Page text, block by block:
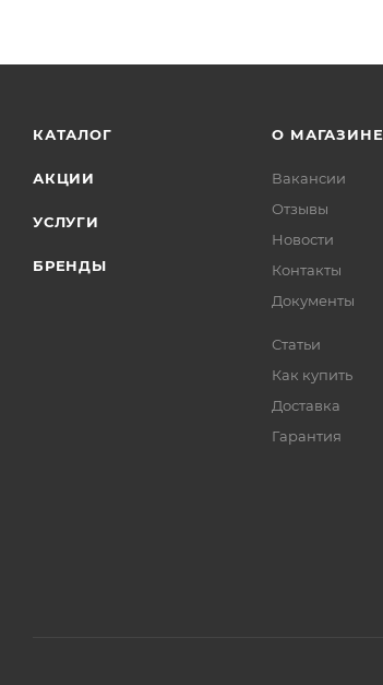
КАТАЛОГ
АКЦИИ
УСЛУГИ
БРЕНДЫ
О МАГАЗИНЕ
Вакансии
Отзывы
Новости
Контакты
Документы
Статьи
Как купить
Доставка
Гарантия